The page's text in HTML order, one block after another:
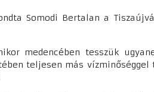
Somodi Bertalan a
medencében tesszük
teljesen más vízminőséggel